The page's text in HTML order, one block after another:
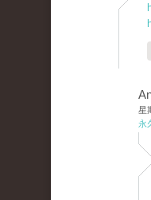
星
永